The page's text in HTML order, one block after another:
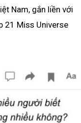
Nam, gắn liền với
21 Miss Universe